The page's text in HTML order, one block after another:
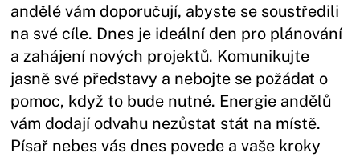
andělé vám doporučují, abyste se soustředili
na své cíle. Dnes je ideální den pro plánování
a zahájení nových projektů. Komunikujte
jasně své představy a nebojte se požádat o
pomoc, když to bude nutné. Energie andělů
vám dodají odvahu nezůstat stát na místě.
Písař nebes vás dnes povede a vaše kroky